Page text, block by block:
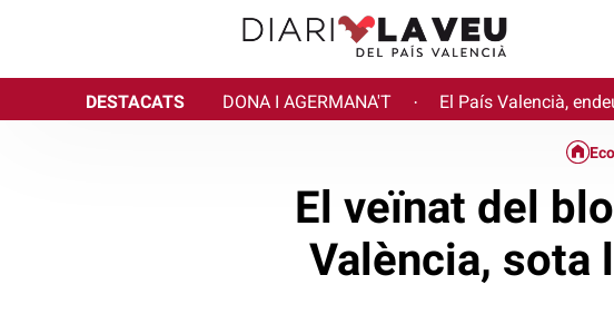
DESTACATS DONA I AGERMANA'T · El País Valencià,
El veïnat del
València, sota